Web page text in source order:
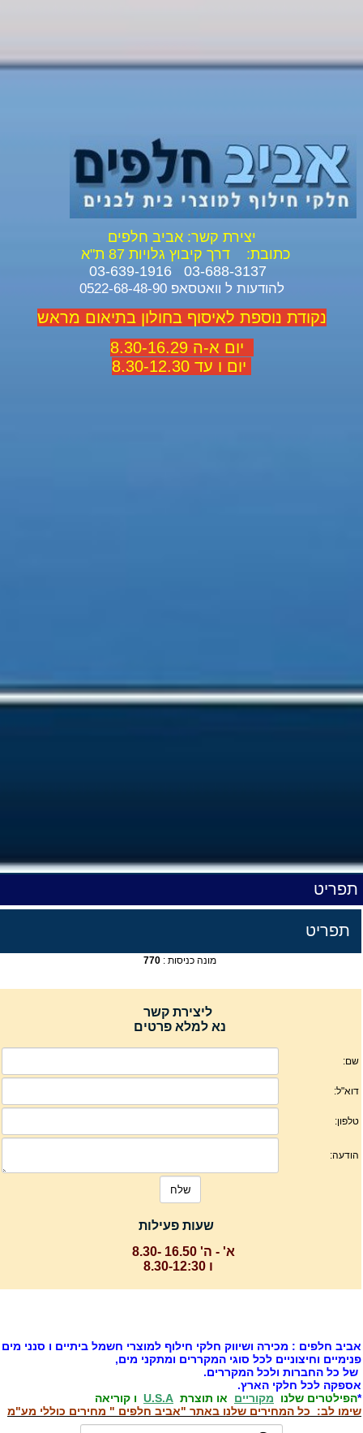
יצירת קשר: אביב חלפים
כתובת:
דרך קיבוץ גלויות 87 ת"א
להודעות ל וואטסאפ 0522-68-48-90
נקודת נוספת לאיסוף בחולון בתיאום מראש
יום א-ה 8.30-16.29
יום ו עד 8.30-12.30
תפריט
תפריט
מונה כניסות : 770
ליצירת קשר
נא למלא פרטים
שעות פעילות
א' - ה' 16.50 -8.30
ו 8.30-12:30
חלפים : מכירה ושיווק חלקי חילוף למוצרי חשמל ביתיים ו סנני מים
וחיצוניים לכל סוגי המקררים ומתקני מים,
כל החברות ולכל המקררים.
לכל חלקי הארץ.
הפילטרים שלנו מקורייםאו תוצרת U.S.Aו קוריאה
לב: כל המחירים שלנו באתר "אביב חלפים " מחירים כוללי מע"מ